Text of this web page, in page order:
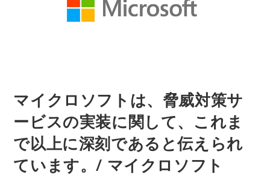
マイクロソフトは、脅威対策サ
ービスの実装に関して、これま
で以上に深刻であると伝えられ
ています。/ マイクロソフト